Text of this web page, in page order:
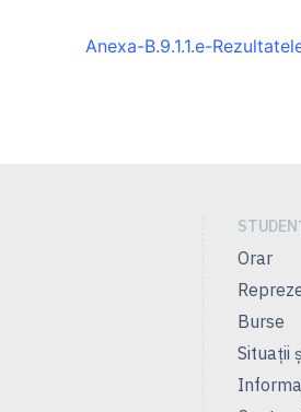
Anexa-B.9.1.1.e-
Orar
Burse
Situații